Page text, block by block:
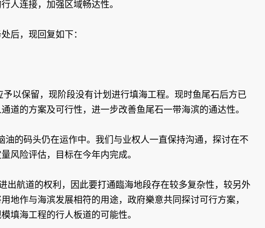
人连接，加强区域畅达性。
后，现回复如下：
以保留，现阶段没有计划进行填海工程。现时鱼尾石后方已
的方案及可行性，进一步改善鱼尾石一带海滨的通达性。
的码头仍在运作中。我们与业权人一直保持沟通，探讨在不
风险评估，目标在今年内完成。
出航道的权利，因此要打通臨海地段存在较多复杂性，较另外
作与海滨发展相符的用途，政府樂意共同探讨可行方案，
填海工程的行人板道的可能性。